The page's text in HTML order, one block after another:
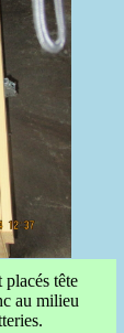
tête
au milieu